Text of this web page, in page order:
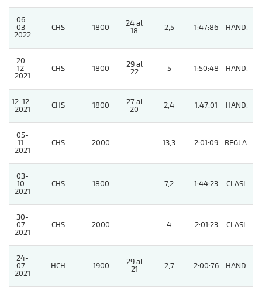
06-
03-
2022
CHS 1800
24 al
18
2,5 1:47:86 HAND.
20-
12-
2021
CHS 1800
29 al
22
5 1:50:48 HAND.
12-12-
2021
CHS 1800
27 al
20
2,4 1:47:01 HAND.
05-
11-
2021
CHS 2000 13,3 2:01:09 REGLA.
03-
10-
2021
CHS 1800 7,2 1:44:23 CLASI.
30-
07-
2021
CHS 2000 4 2:01:23 CLASI.
24-
07-
2021
HCH 1900
29 al
21
2,7 2:00:76 HAND.